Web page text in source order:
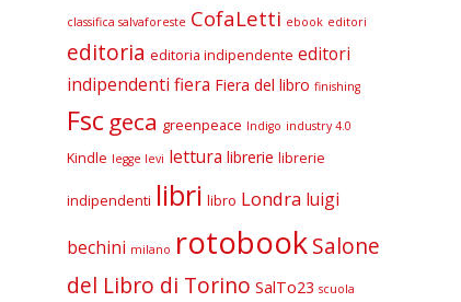
classifica salvaforeste CofaLetti ebook editori
editoria editoria indipendente editori
indipendenti fiera Fiera del libro finishing
Fsc geca greenpeace Indigo industry 4.0
Kindle legge levi lettura librerie librerie
indipendenti libri libro Londra luigi
bechini milano rotobookSalone
del Libro di Torino SalTo23 scuola